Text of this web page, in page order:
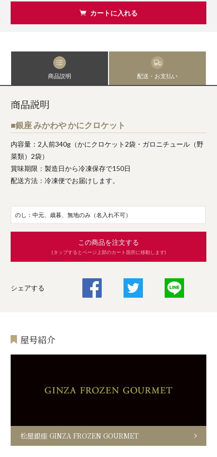
カートに入れる
商品説明 配送・お支払い
商品説明
■銀座 みかわや かにクロケット
内容量：2人前340g（かにクロケット2袋・ガロニチュール（野
菜類）2袋）
賞味期限：製造日から冷凍保存で150日
配送方法：冷凍便でお届けします。
のし：中元、歳暮、無地のみ（名入れ不可）
この商品を注文する
(タップするとページ上部のカート箇所に移動します)
シェアする
屋号紹介
松屋銀座 GINZA FROZEN GOURMET